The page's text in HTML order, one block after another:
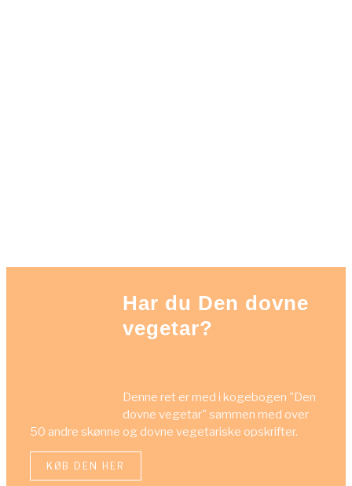
Har du Den dovne
vegetar?
Denne ret er med i kogebogen "Den
dovne vegetar" sammen med over
50 andre skønne og dovne vegetariske opskrifter.
KØB DEN HER